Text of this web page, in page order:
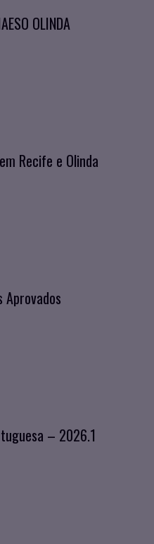
OLINDA
Recife e Olinda
Aprovados
– 2026.1